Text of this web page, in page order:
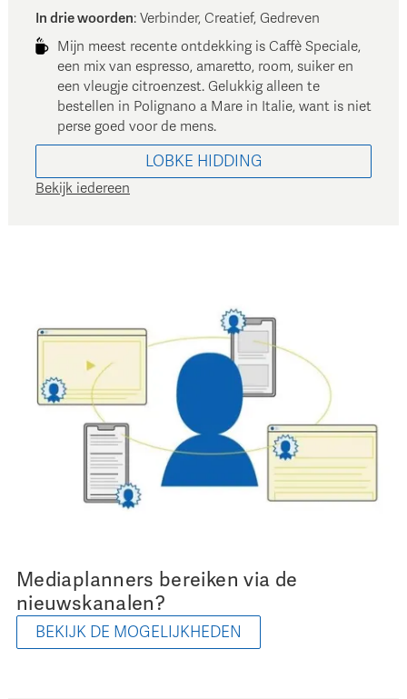
In drie woorden: Verbinder, Creatief, Gedreven
Mijn meest recente ontdekking is Caffè Speciale,
een mix van espresso, amaretto, room, suiker en
een vleugje citroenzest. Gelukkig alleen te
bestellen in Polignano a Mare in Italie, want is niet
perse goed voor de mens.
LOBKE HIDDING
Bekijk iedereen
Mediaplanners bereiken via de
nieuwskanalen?
BEKIJK DE MOGELIJKHEDEN